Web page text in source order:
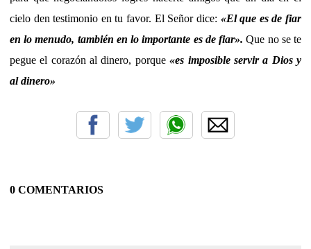
cielo den testimonio en tu favor. El Señor dice: «El que es de fiar
en lo menudo, también en lo importante es de fiar».Que no se te
pegue el corazón al dinero, porque«es imposible servir a Dios y
al dinero»
0 COMENTARIOS